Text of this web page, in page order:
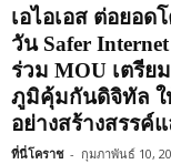
เอไอเอส ต่อยอด
วัน Safer
ร่วม MOU เตรี
ภูมิคุ้มกันดิจิทัล ใ
อย่างสร้างสรรค์
ที่นี่โคราช - กุมภาพันธ์ 10,